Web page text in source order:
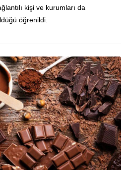
kişi ve kurumları da
öğrenildi.